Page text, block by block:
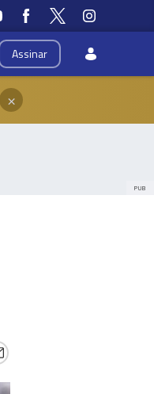
Assinar
×
PUB